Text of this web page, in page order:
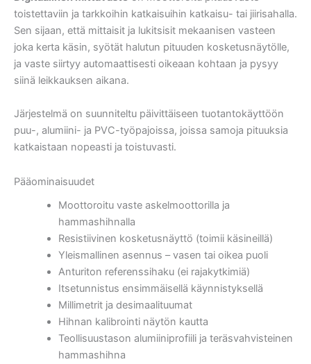
toistettaviin ja tarkkoihin katkaisuihin katkaisu- tai jiirisahalla.
Sen sijaan, että mittaisit ja lukitsisit mekaanisen vasteen
joka kerta käsin, syötät halutun pituuden kosketusnäytölle,
ja vaste siirtyy automaattisesti oikeaan kohtaan ja pysyy
siinä leikkauksen aikana.
Järjestelmä on suunniteltu päivittäiseen tuotantokäyttöön
puu-, alumiini- ja PVC-työpajoissa, joissa samoja pituuksia
katkaistaan nopeasti ja toistuvasti.
Pääominaisuudet
Moottoroitu vaste askelmoottorilla ja
hammashihnalla
Resistiivinen kosketusnäyttö (toimii käsineillä)
Yleismallinen asennus – vasen tai oikea puoli
Anturiton referenssihaku (ei rajakytkimiä)
Itsetunnistus ensimmäisellä käynnistyksellä
Millimetrit ja desimaalituumat
Hihnan kalibrointi näytön kautta
Teollisuustason alumiiniprofiili ja teräsvahvisteinen
hammashihna